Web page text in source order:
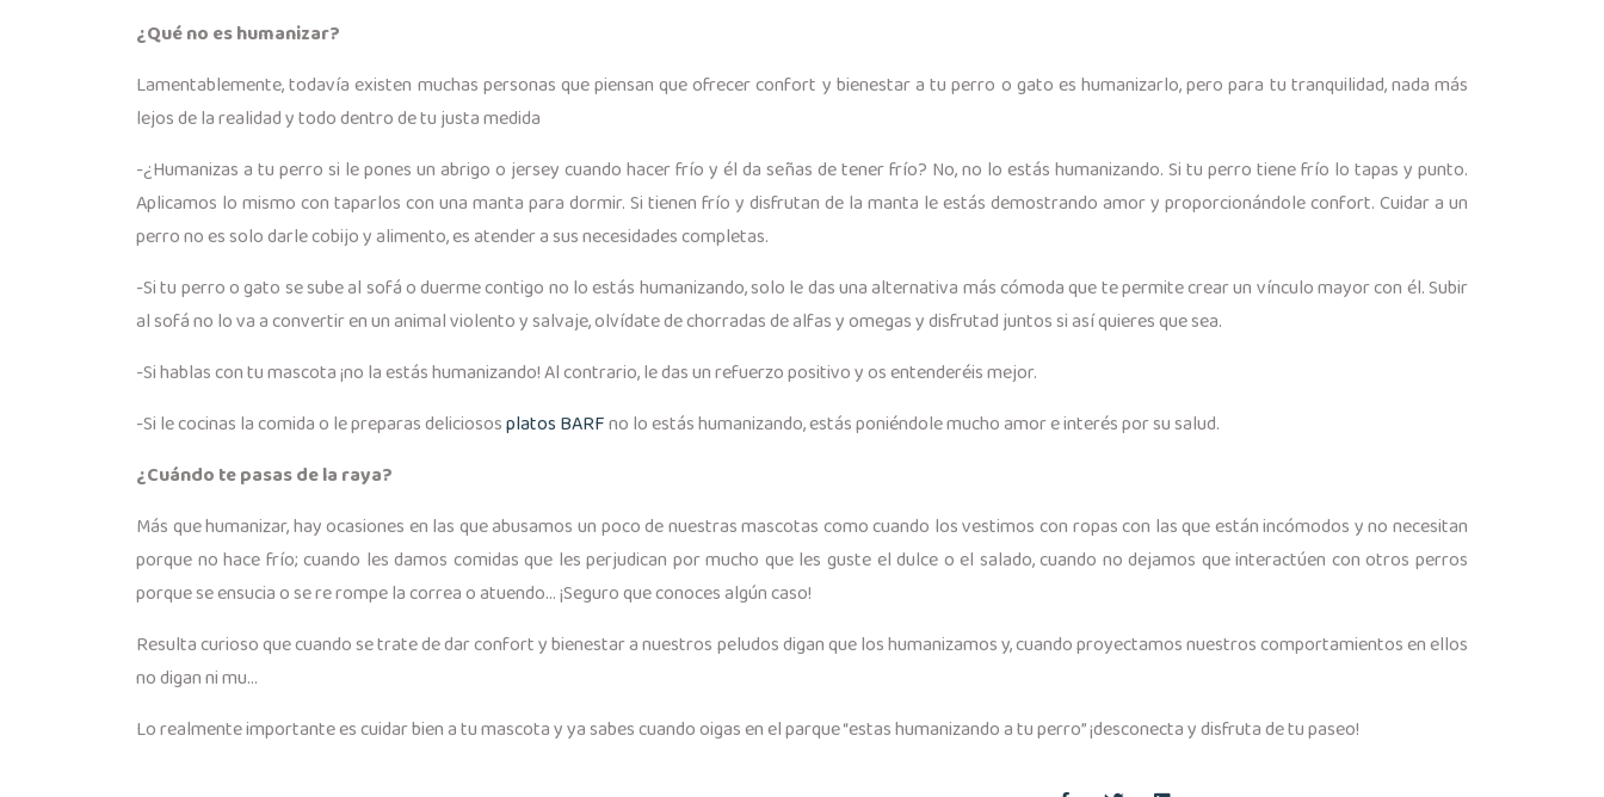
¿Qué no es humanizar?
Lamentablemente, todavía existen muchas personas que piensan que ofrecer confort y bienestar a tu perro o gato es humanizarlo, pero para tu tranquilidad, nada más
lejos de la realidad y todo dentro de tu justa medida
-¿Humanizas a tu perro si le pones un abrigo o jersey cuando hacer frío y él da señas de tener frío? No, no lo estás humanizando. Si tu perro tiene frío lo tapas y punto.
Aplicamos lo mismo con taparlos con una manta para dormir. Si tienen frío y disfrutan de la manta le estás demostrando amor y proporcionándole confort. Cuidar a un
perro no es solo darle cobijo y alimento, es atender a sus necesidades completas.
-Si tu perro o gato se sube al sofá o duerme contigo no lo estás humanizando, solo le das una alternativa más cómoda que te permite crear un vínculo mayor con él. Subir
al sofá no lo va a convertir en un animal violento y salvaje, olvídate de chorradas de alfas y omegas y disfrutad juntos si así quieres que sea.
-Si hablas con tu mascota ¡no la estás humanizando! Al contrario, le das un refuerzo positivo y os entenderéis mejor.
-Si le cocinas la comida o le preparas deliciososplatos BARFno lo estás humanizando, estás poniéndole mucho amor e interés por su salud.
¿Cuándo te pasas de la raya?
Más que humanizar, hay ocasiones en las que abusamos un poco de nuestras mascotas como cuando los vestimos con ropas con las que están incómodos y no necesitan
porque no hace frío; cuando les damos comidas que les perjudican por mucho que les guste el dulce o el salado, cuando no dejamos que interactúen con otros perros
porque se ensucia o se re rompe la correa o atuendo… ¡Seguro que conoces algún caso!
Resulta curioso que cuando se trate de dar confort y bienestar a nuestros peludos digan que los humanizamos y, cuando proyectamos nuestros comportamientos en ellos
no digan ni mu…
Lo realmente importante es cuidar bien a tu mascota y ya sabes cuando oigas en el parque “estas humanizando a tu perro” ¡desconecta y disfruta de tu paseo!